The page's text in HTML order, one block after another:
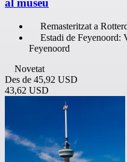
al museu
Remasteritzat a
Estadi de Feyenoord:
Feyenoord
Novetat
Des de 45,92 USD
43,62 USD